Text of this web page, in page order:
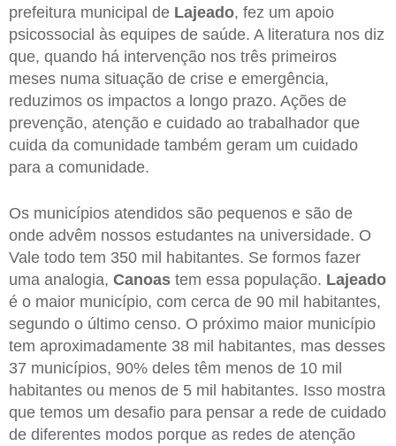
prefeitura municipal de Lajeado, fez um apoio
psicossocial às equipes de saúde. A literatura nos diz
que, quando há intervenção nos três primeiros
meses numa situação de crise e emergência,
reduzimos os impactos a longo prazo. Ações de
prevenção, atenção e cuidado ao trabalhador que
cuida da comunidade também geram um cuidado
para a comunidade.
Os municípios atendidos são pequenos e são de
onde advêm nossos estudantes na universidade. O
Vale todo tem 350 mil habitantes. Se formos fazer
uma analogia, Canoas tem essa população. Lajeado
é o maior município, com cerca de 90 mil habitantes,
segundo o último censo. O próximo maior município
tem aproximadamente 38 mil habitantes, mas desses
37 municípios, 90% deles têm menos de 10 mil
habitantes ou menos de 5 mil habitantes. Isso mostra
que temos um desafio para pensar a rede de cuidado
de diferentes modos porque as redes de atenção